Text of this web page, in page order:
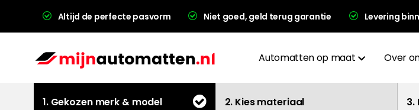
Altijd de perfecte pasvorm Niet goed, geld terug garantie Levering
Automatten op maat Over
1. Gekozen merk & model
2. Kies materiaal
3.